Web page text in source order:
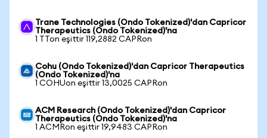
Trane Technologies (Ondo Tokenized)'dan Capricor
Therapeutics (Ondo Tokenized)'na
1 TTon eşittir 119,2882 CAPRon
Cohu (Ondo Tokenized)'dan Capricor Therapeutics
(Ondo Tokenized)'na
1 COHUon eşittir 13,0025 CAPRon
ACM Research (Ondo Tokenized)'dan Capricor
Therapeutics (Ondo Tokenized)'na
1 ACMRon eşittir 19,9483 CAPRon